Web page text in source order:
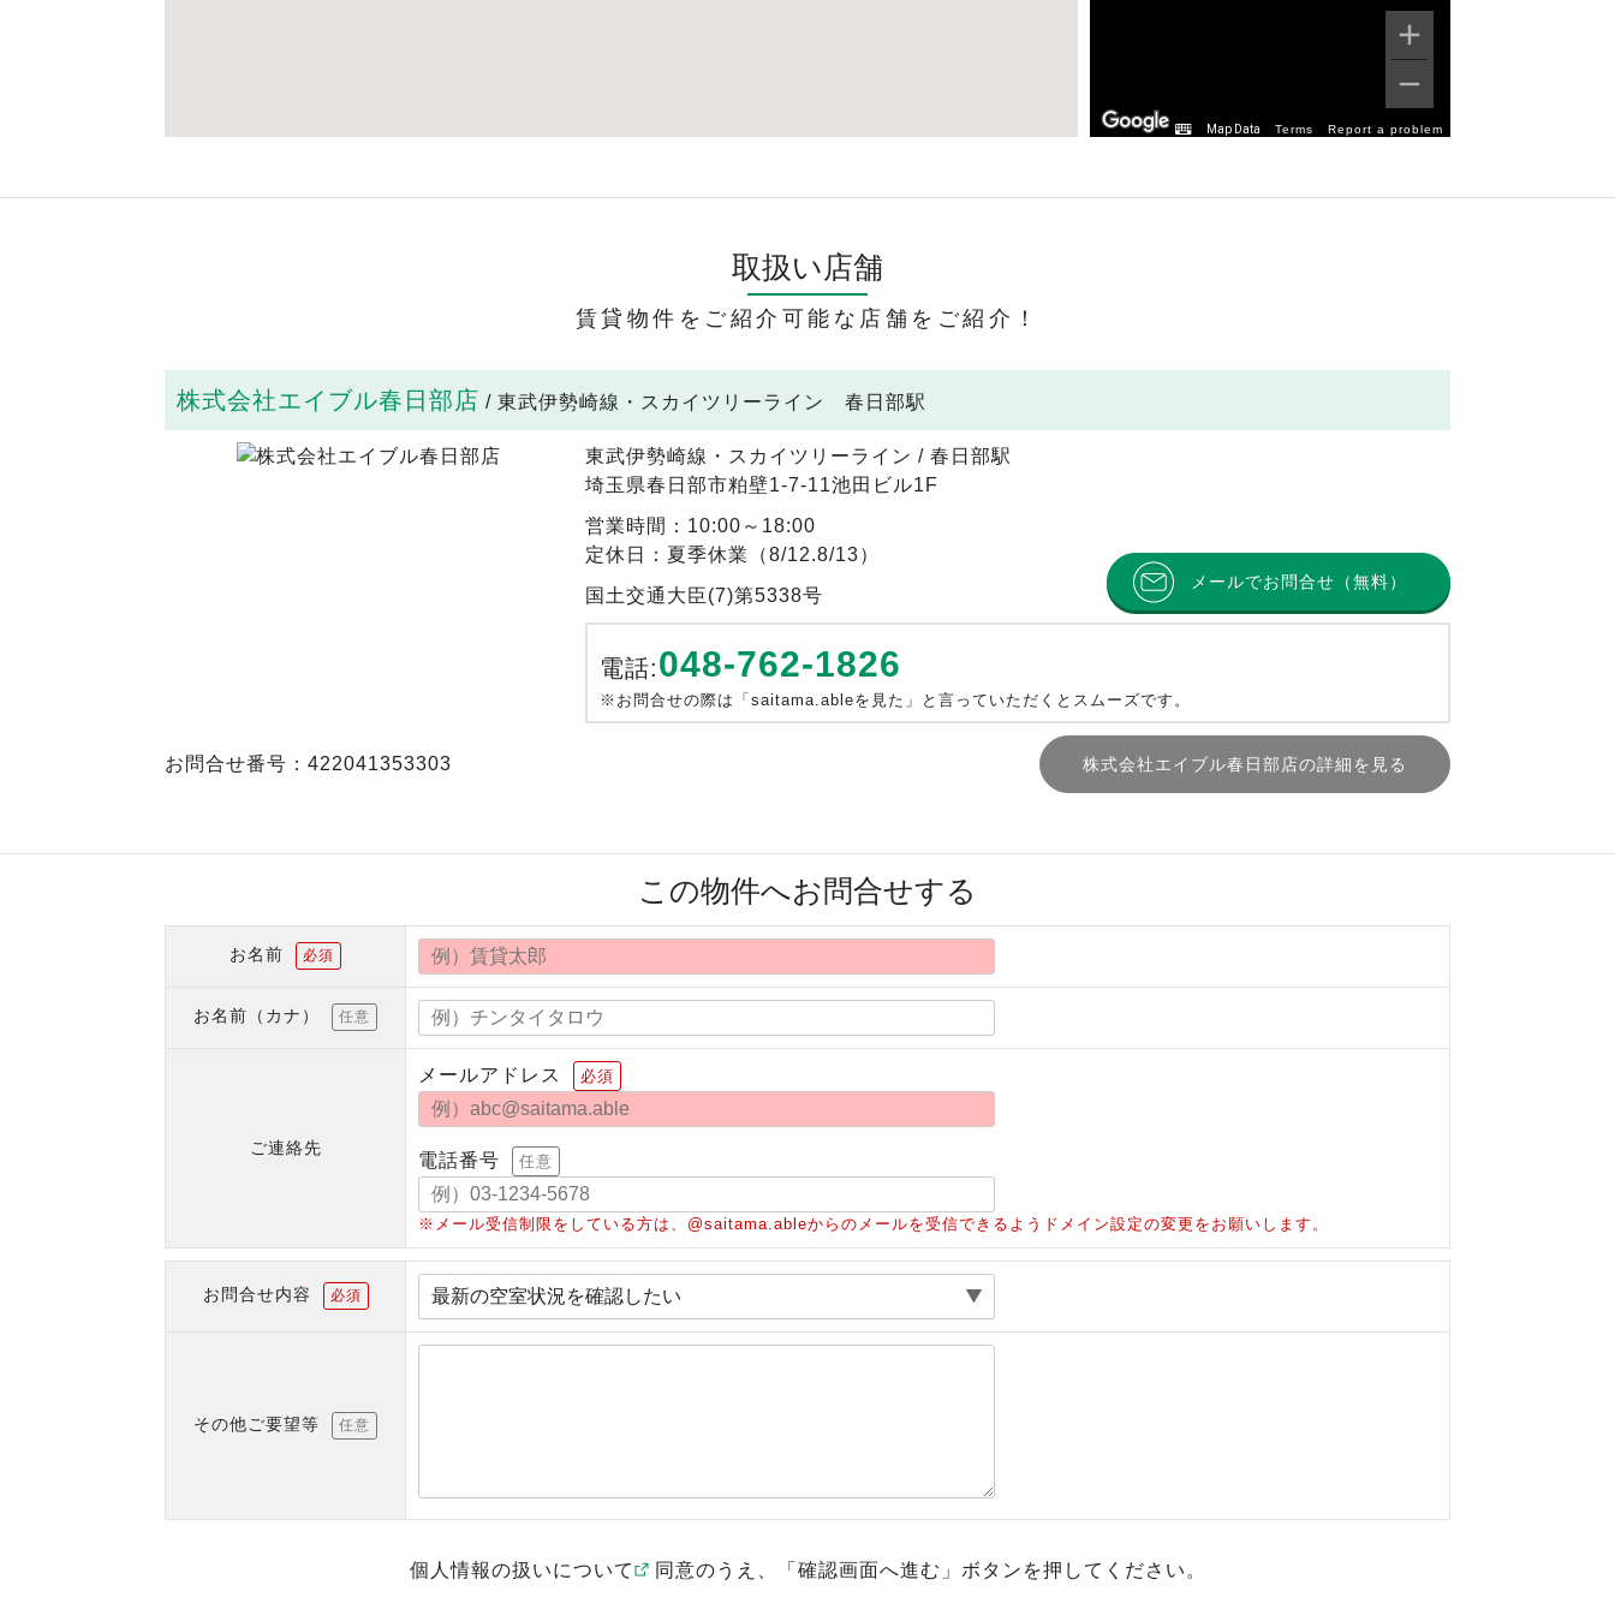
Map Data Terms Report a problem
取扱い店舗
賃貸物件をご紹介可能な店舗をご紹介！
株式会社エイブル春日部店 / 東武伊勢崎線・スカイツリーライン 春日部駅
東武伊勢崎線・スカイツリーライン / 春日部駅
埼玉県春日部市粕壁1-7-11池田ビル1F
営業時間：10:00～18:00
定休日：夏季休業（8/12.8/13）
国土交通大臣(7)第5338号
メールでお問合せ（無料）
電話:048-762-1826
※お問合せの際は「saitama.ableを見た」と言っていただくとスムーズです。
お問合せ番号：422041353303 株式会社エイブル春日部店の詳細を見る
この物件へお問合せする
お名前 必須
お名前（カナ） 任意
ご連絡先
メールアドレス 必須
電話番号 任意
※メール受信制限をしている方は、@saitama.ableからのメールを受信できるようドメイン設定の変更をお願いします。
お問合せ内容 必須
その他ご要望等 任意
個人情報の扱いについて 同意のうえ、「確認画面へ進む」ボタンを押してください。